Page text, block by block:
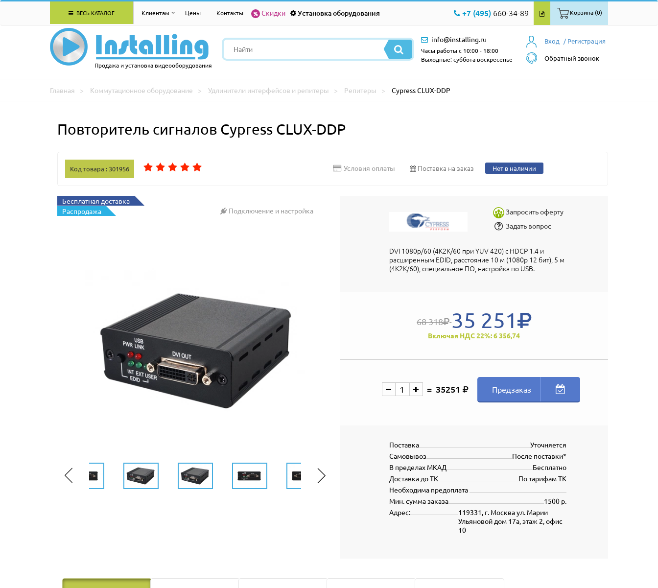
ВЕСЬ КАТАЛОГ Клиентам Цены Контакты Скидки Установка оборудования +7 (495) 660-34-89 Корзина (0)
Продажа и установка видеооборудования
Вход / Регистрация
Обратный звонок
info@installing.ru
Часы работы с 10:00 - 18:00
Выходные: суббота воскресенье
Главная Коммутационное оборудование Удлинители интерфейсов и репитеры Репитеры Cypress CLUX-DDP
Повторитель сигналов Cypress CLUX-DDP
Код товара : 301956 Условия оплаты Поставка на заказ Нет в наличии
Бесплатная доставка
Распродажа
Подключение и настройка
Запросить оферту
Задать вопрос
DVI 1080p/60 (4K2K/60 при YUV 420) c HDCP 1.4 и
расширенным EDID, расстояние 10 м (1080p 12 бит), 5 м
(4K2K/60), специальное ПО, настройка по USB.
68 318 35 251
Включая НДС 22%: 6 356,74
35251 Предзаказ
Уточняется
Поставка
После поставки*
Самовывоз
Бесплатно
В пределах МКАД
По тарифам ТК
Доставка до ТК
Необходима предоплата
1500 р.
Мин. сумма заказа
119331, г. Москва ул. Марии
Ульяновой дом 17а, этаж 2, офис
10
Адрес: